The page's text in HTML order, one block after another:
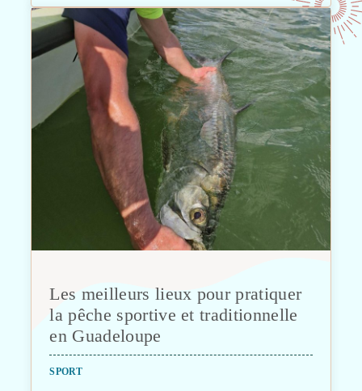
Les meilleurs lieux pour pratiquer
la pêche sportive et traditionnelle
en Guadeloupe
SPORT